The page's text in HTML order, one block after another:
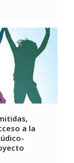
a la